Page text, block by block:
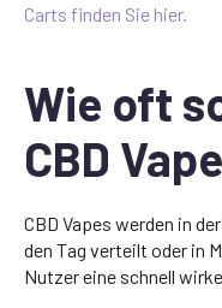
Carts finden Sie hier.
Wie oft
CBD
CBD Vapes werden in
den Tag verteilt oder in
Nutzer eine schnell